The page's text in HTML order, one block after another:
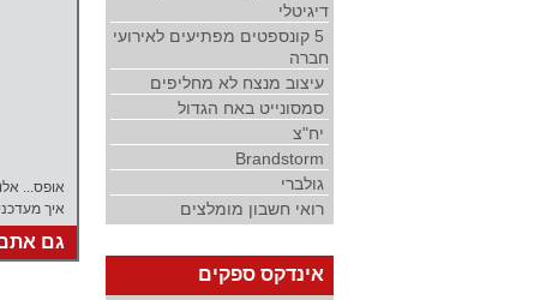
אופס...
איך
גם אתם
דיגיטלי
5 קונספטים מפתיעים לאירועי
חברה
עיצוב מנצח לא מחליפים
סמסונייט באח הגדול
יח"צ
Brandstorm
גולברי
רואי חשבון מומלצים
אינדקס ספקים